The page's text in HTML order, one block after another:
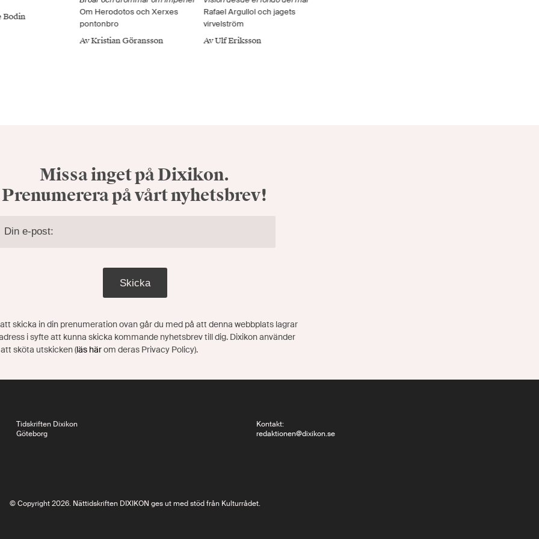
Bodin
Om Herodotos och Xerxes
pontonbro
Av Kristian Göransson
Rafael Argullol och jagets
virvelström
Av Ulf Eriksson
Missa inget på Dixikon.
Prenumerera på vårt nyhetsbrev!
Skicka
skicka in din prenumeration ovan går du med på att denna webbplats lagrar
i syfte att kunna skicka kommande nyhetsbrev till dig. Dixikon använder
sköta utskicken (läs härom deras Privacy Policy).
Tidskriften Dixikon
Göteborg
Kontakt:
redaktionen@dixikon.se
© Copyright 2026. Nättidskriften DIXIKON ges ut med stöd från Kulturrådet.